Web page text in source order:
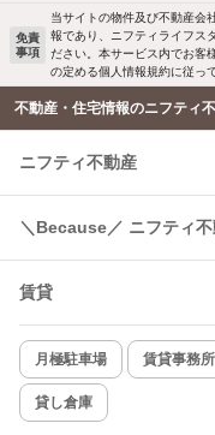
免責
事項
当サイトの物件及び不動産会
報であり、ニフティライフス
ださい。本サービス内でお客
の定める個人情報規約に従っ
不動産・住宅情報のニフティ
ニフティ不動産
＼Because／ ニフティ
賃貸
月極駐車場 賃貸事務
貸し倉庫